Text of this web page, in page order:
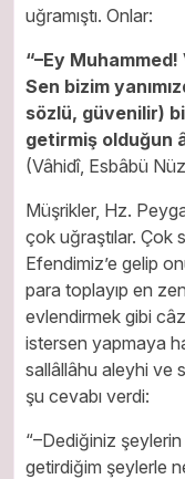
uğramıştı. Onlar:
“–Ey
Sen bizim
sözlü, güvenilir)
getirmiş‏
(Vâhidî, Esbâbü
Müşrikler, Hz.
çok uğraştılar. Çok
Efendimiz’e gelip
para toplayıp en
evlendirmek gibi
istersen yapmaya
sallâllâhu aleyhi ve
şu cevabı verdi:
“–Dediğiniz
getirdiğim şeylerle